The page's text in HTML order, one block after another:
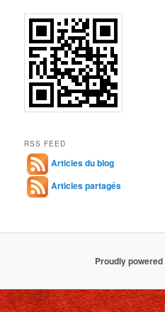
RSS FEED
Articles du blog
Articles partagés
Proudly